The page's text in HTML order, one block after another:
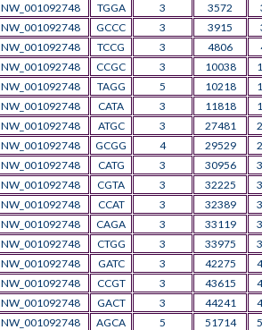
NW_001092748 TGGA 3 3572
NW_001092748 GCCC 3 3915
NW_001092748 TCCG 3 4806
NW_001092748 CCGC 3 10038
NW_001092748 TAGG 5 10218
NW_001092748 CATA 3 11818
NW_001092748 ATGC 3 27481
NW_001092748 GCGG 4 29529
NW_001092748 CATG 3 30956
NW_001092748 CGTA 3 32225
NW_001092748 CCAT 3 32389
NW_001092748 CAGA 3 33119
NW_001092748 CTGG 3 33975
NW_001092748 GATC 3 42275
NW_001092748 CCGT 3 43615
NW_001092748 GACT 3 44241
NW_001092748 AGCA 5 51714